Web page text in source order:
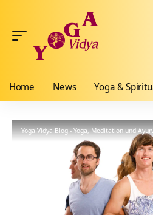
Home News Yoga &
Yoga Vidya Blog - Yoga, Meditation und